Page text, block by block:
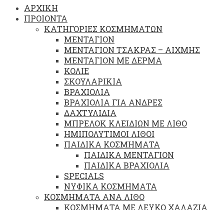
ΑΡΧΙΚΗ
ΠΡΟΙΟΝΤΑ
ΚΑΤΗΓΟΡΙΕΣ ΚΟΣΜΗΜΑΤΩΝ
ΜΕΝΤΑΓΙΟΝ
ΜΕΝΤΑΓΙΟΝ ΤΣΑΚΡΑΣ – ΑΙΧΜΗΣ
ΜΕΝΤΑΓΙΟΝ ΜΕ ΔΕΡΜΑ
ΚΟΛΙΕ
ΣΚΟΥΛΑΡΙΚΙΑ
ΒΡΑΧΙΟΛΙΑ
ΒΡΑΧΙΟΛΙΑ ΓΙΑ ΑΝΔΡΕΣ
ΔΑΧΤΥΛΙΔΙΑ
ΜΠΡΕΛΟΚ ΚΛΕΙΔΙΩΝ ΜΕ ΛΙΘΟ
ΗΜΙΠΟΛΥΤΙΜΟΙ ΛΙΘΟΙ
ΠΑΙΔΙΚΑ ΚΟΣΜΗΜΑΤΑ
ΠΑΙΔΙΚΑ ΜΕΝΤΑΓΙΟΝ
ΠΑΙΔΙΚΑ ΒΡΑΧΙΟΛΙΑ
SPECIALS
ΝΥΦΙΚΑ ΚΟΣΜΗΜΑΤΑ
ΚΟΣΜΗΜΑΤΑ ΑΝΑ ΛΙΘΟ
ΚΟΣΜΗΜΑΤΑ ΜΕ ΛΕΥΚΟ ΧΑΛΑΖΙΑ